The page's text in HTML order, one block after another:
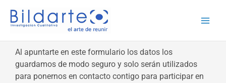
contenido
Al apuntarte en este formulario los datos los
guardamos de modo seguro y solo serán utilizados
para ponernos en contacto contigo para participar en